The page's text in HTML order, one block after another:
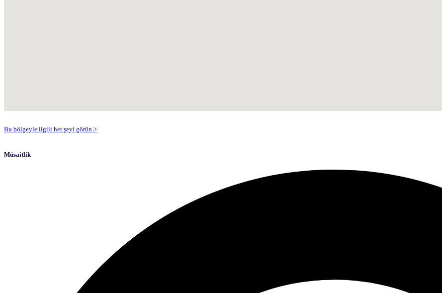
Bu bölgeyle ilgili her şeyi görün >
Müsaitlik